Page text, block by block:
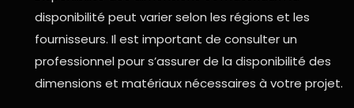
disponibilité peut varier selon les régions et les
fournisseurs. Il est important de consulter un
professionnel pour s’assurer de la disponibilité des
dimensions et matériaux nécessaires à votre projet.